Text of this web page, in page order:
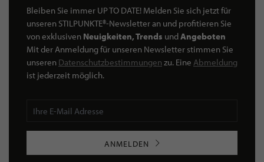
Bleiben Sie immer UP TO DATE! Melden Sie sich jetzt für
unseren STILPUNKTE®-Newsletter an und profitieren Sie
von exklusiven Neuigkeiten, Trends undAngeboten
Mit der Anmeldung für unseren Newsletter stimmen Sie
unseren Datenschutzbestimmungen zu. Eine Abmeldung
ist jederzeit möglich.
ANMELDEN